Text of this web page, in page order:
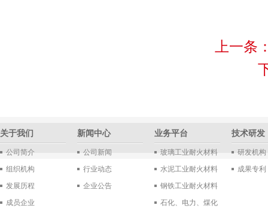
上一条
关于我们
公司简介
组织机构
发展历程
成员企业
新闻中心
公司新闻
行业动态
企业公告
业务平台
玻璃工业耐火材料
水泥工业耐火材料
钢铁工业耐火材料
石化、电力、煤化
技术研发
研发机构
成果专利